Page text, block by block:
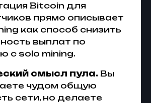
Bitcoin для
прямо описывает
как способ снизить
выплат по
с solo mining.
смысл пула. Вы
чудом общую
сети, но делаете